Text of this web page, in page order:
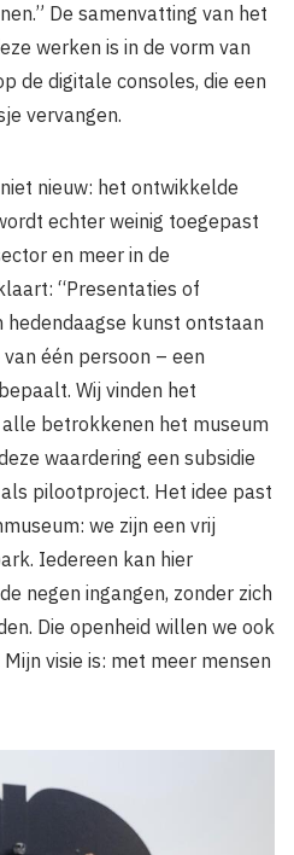
De samenvatting van het
werken is in de vorm van
de digitale consoles, die een
vervangen.
nieuw: het ontwikkelde
echter weinig toegepast
en meer in de
“Presentaties of
kunst ontstaan
één persoon – een
Wij vinden het
betrokkenen het museum
waardering een subsidie
pilootproject. Het idee past
we zijn een vrij
Iedereen kan hier
negen ingangen, zonder zich
Die openheid willen we ook
visie is: met meer mensen